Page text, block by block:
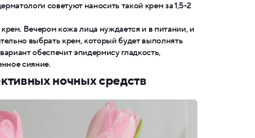
советуют наносить такой крем за 1,5-2
Вечером кожа лица нуждается и в питании, и
выбрать крем, который будет выполнять
обеспечит эпидермису гладкость,
сияние.
ночных средств